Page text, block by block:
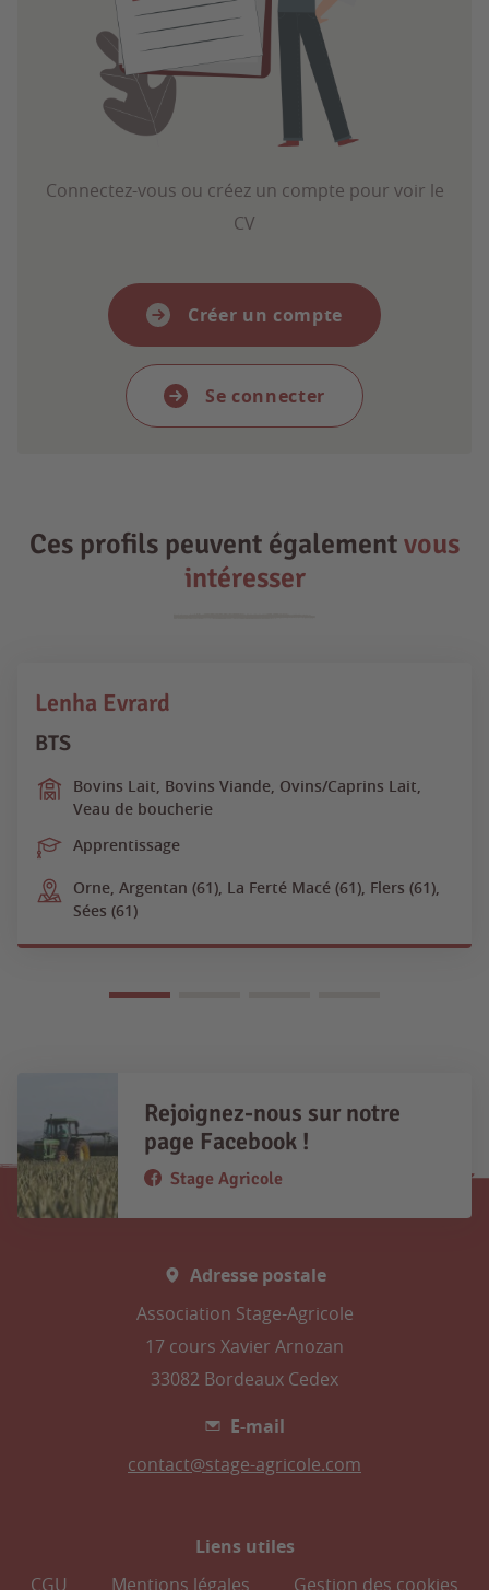
Connectez-vous ou créez un compte pour voir le
CV
Créer un compte
Se connecter
Ces profils peuvent égalementvous
intéresser
Lenha Evrard
BTS
Bovins Lait, Bovins Viande, Ovins/Caprins Lait,
Veau de boucherie
Apprentissage
Orne, Argentan (61), La Ferté Macé (61), Flers (61),
Sées (61)
Rejoignez-nous sur notre
page Facebook !
Stage Agricole
Adresse postale
Association Stage-Agricole
17 cours Xavier Arnozan
33082 Bordeaux Cedex
E-mail
contact@stage-agricole.com
Liens utiles
CGU
Mentions légales Gestion des cookies